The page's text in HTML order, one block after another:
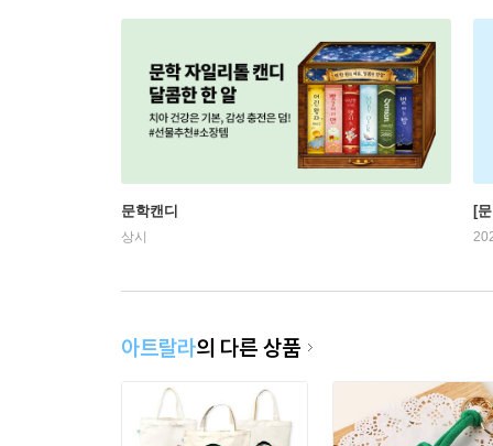
문학캔디
상시
[
아트랄라의 다른 상품